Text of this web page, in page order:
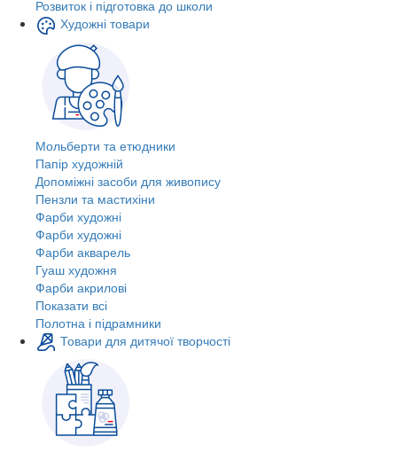
Розвиток і підготовка до школи
Художні товари
Мольберти та етюдники
Папір художній
Допоміжні засоби для живопису
Пензли та мастихіни
Фарби художні
Фарби художні
Фарби акварель
Гуаш художня
Фарби акрилові
Показати всі
Полотна і підрамники
Товари для дитячої творчості